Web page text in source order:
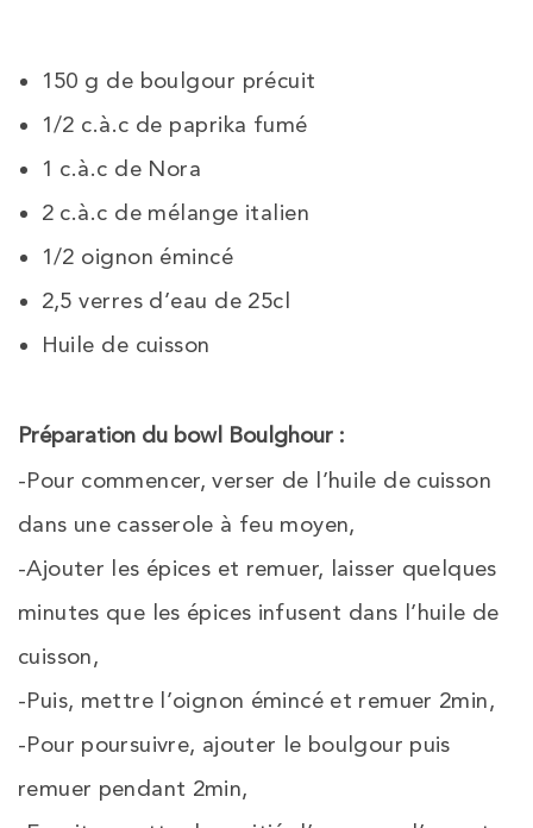
150 g de boulgour précuit
1/2 c.à.c de paprika fumé
1 c.à.c de Nora
2 c.à.c de mélange italien
1/2 oignon émincé
2,5 verres d’eau de 25cl
Huile de cuisson
Préparation du bowl Boulghour :
-Pour commencer, verser de l’huile de cuisson
dans une casserole à feu moyen,
-Ajouter les épices et remuer, laisser quelques
minutes que les épices infusent dans l’huile de
cuisson,
-Puis, mettre l’oignon émincé et remuer 2min,
-Pour poursuivre, ajouter le boulgour puis
remuer pendant 2min,